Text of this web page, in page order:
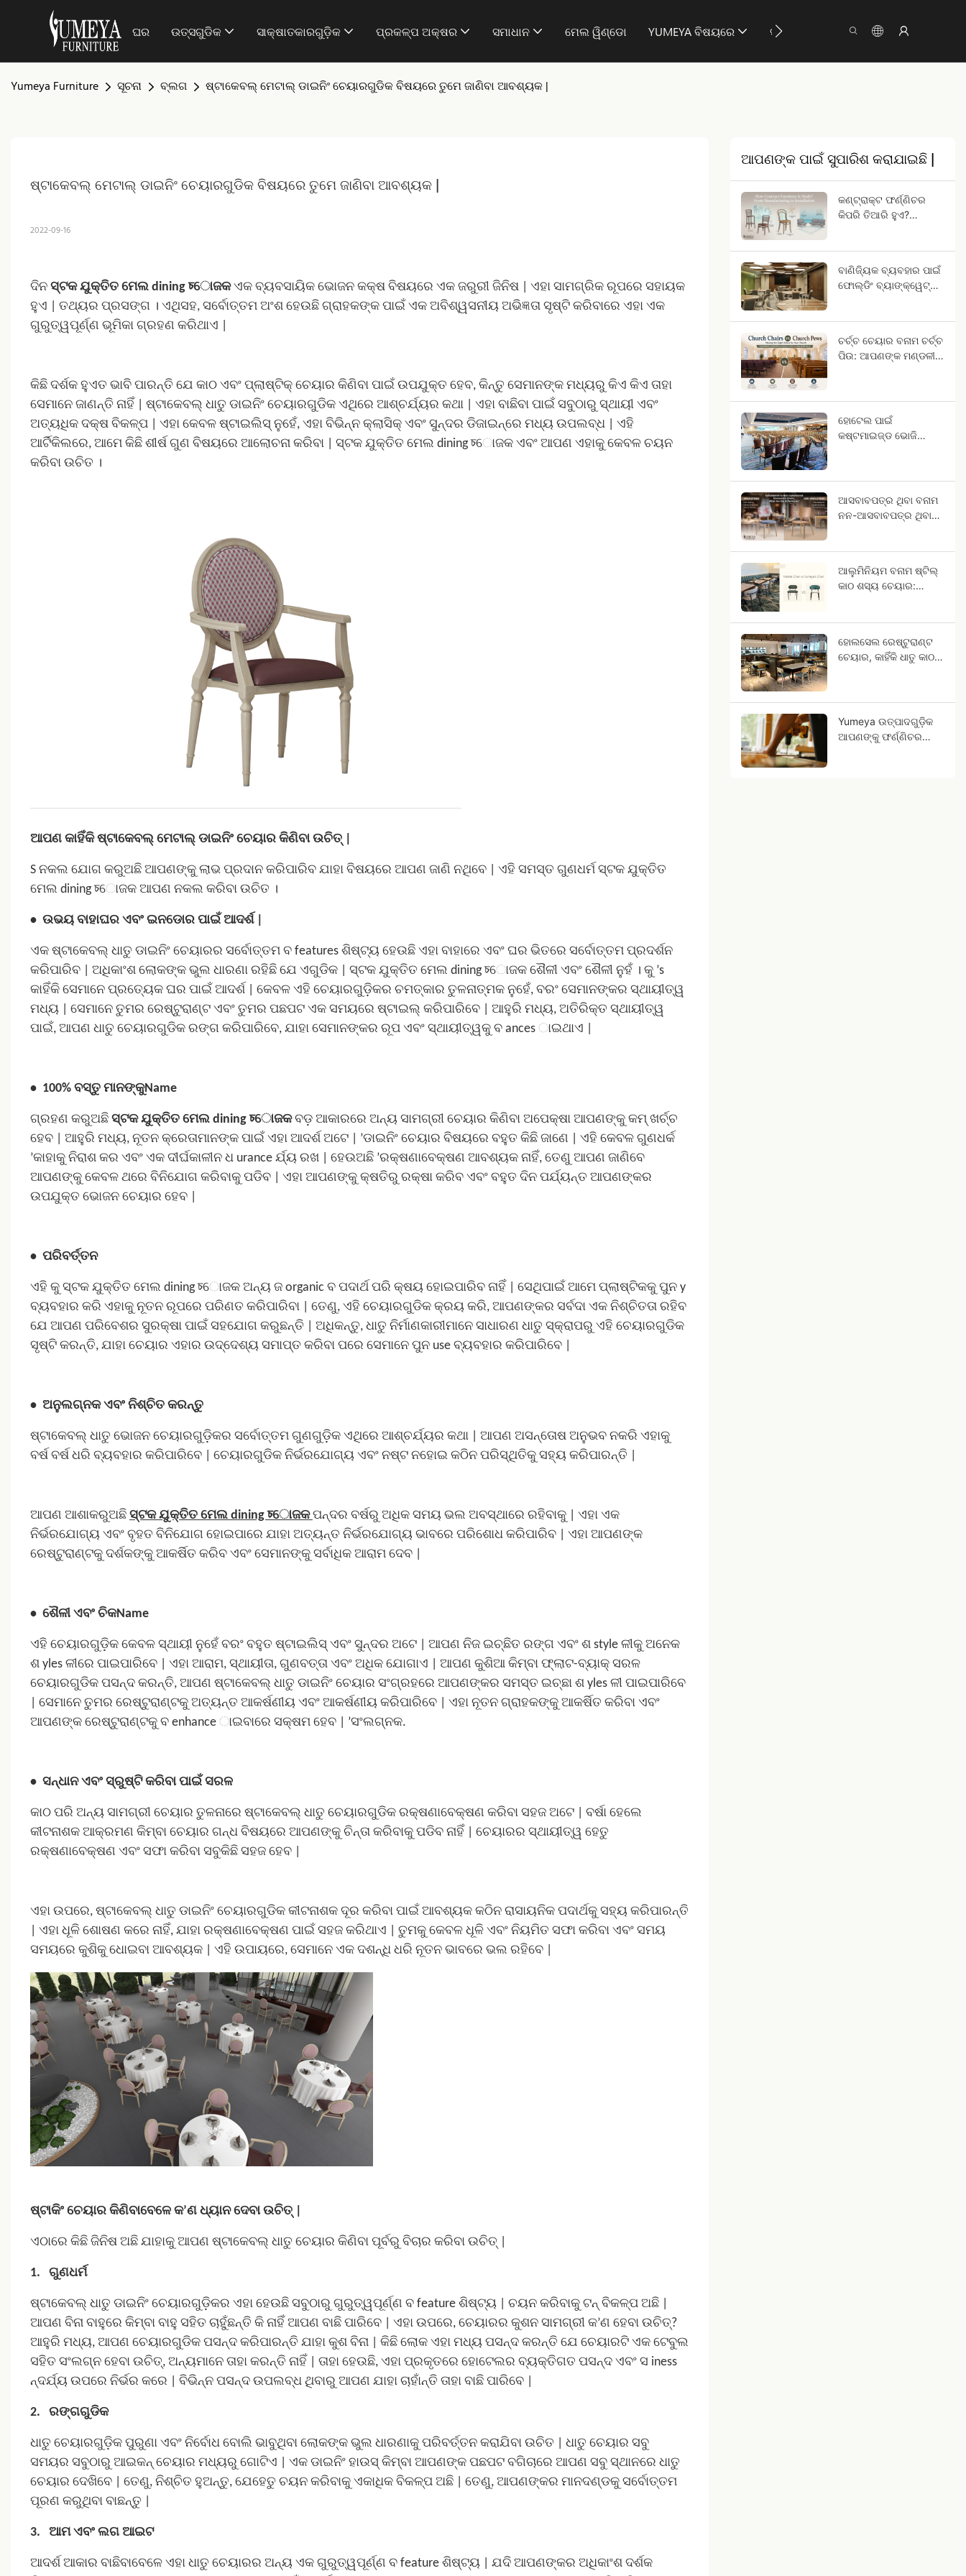
ଘର ଉତ୍ସଗୁଡିକ ସାକ୍ଷାତକାରଗୁଡ଼ିକ ପ୍ରକଳ୍ପ ଅକ୍ଷର ସମାଧାନ ମେଲ ୱିଣ୍ଡୋ YUMEYA ବିଷୟରେ ସୂଚନା ମଧ୍ଯକୁ ସମ୍ପର୍କ କରନ୍ତୁ
Yumeya Furniture ସୂଚନା ବ୍ଲଗ ଷ୍ଟାକେବଲ୍ ମେଟାଲ୍ ଡାଇନିଂ ଚେୟାରଗୁଡିକ ବିଷୟରେ ତୁମେ ଜାଣିବା ଆବଶ୍ୟକ |
ଷ୍ଟାକେବଲ୍ ମେଟାଲ୍ ଡାଇନିଂ ଚେୟାରଗୁଡିକ ବିଷୟରେ ତୁମେ ଜାଣିବା ଆବଶ୍ୟକ |
2022-09-16
ଦିନ ସ୍ଟକ ଯୁକ୍ତିତ ମେଲ dining চୋଜକଏକ ବ୍ୟବସାୟିକ ଭୋଜନ କକ୍ଷ ବିଷୟରେ ଏକ ଜରୁରୀ ଜିନିଷ | ଏହା ସାମଗ୍ରିକ ରୂପରେ ସହାୟକ
ହୁଏ | ତଥ୍ୟର ପ୍ରସଙ୍ଗ । ଏଥିସହ, ସର୍ବୋତ୍ତମ ଅଂଶ ହେଉଛି ଗ୍ରାହକଙ୍କ ପାଇଁ ଏକ ଅବିଶ୍ୱସନୀୟ ଅଭିଜ୍ଞତା ସୃଷ୍ଟି କରିବାରେ ଏହା ଏକ
ଗୁରୁତ୍ୱପୂର୍ଣ୍ଣ ଭୂମିକା ଗ୍ରହଣ କରିଥାଏ |
କିଛି ଦର୍ଶକ ହୁଏତ ଭାବି ପାରନ୍ତି ଯେ କାଠ ଏବଂ ପ୍ଲାଷ୍ଟିକ୍ ଚେୟାର କିଣିବା ପାଇଁ ଉପଯୁକ୍ତ ହେବ, କିନ୍ତୁ ସେମାନଙ୍କ ମଧ୍ୟରୁ କିଏ କିଏ ତାହା
ସେମାନେ ଜାଣନ୍ତି ନାହିଁ | ଷ୍ଟାକେବଲ୍ ଧାତୁ ଡାଇନିଂ ଚେୟାରଗୁଡିକ ଏଥିରେ ଆଶ୍ଚର୍ଯ୍ୟର କଥା | ଏହା ବାଛିବା ପାଇଁ ସବୁଠାରୁ ସ୍ଥାୟୀ ଏବଂ
ଅତ୍ୟଧିକ ଦକ୍ଷ ବିକଳ୍ପ | ଏହା କେବଳ ଷ୍ଟାଇଲିସ୍ ନୁହେଁ, ଏହା ବିଭିନ୍ନ କ୍ଲାସିକ୍ ଏବଂ ସୁନ୍ଦର ଡିଜାଇନ୍ରେ ମଧ୍ୟ ଉପଲବ୍ଧ | ଏହି
ଆର୍ଟିକିଲରେ, ଆମେ କିଛି ଶୀର୍ଷ ଗୁଣ ବିଷୟରେ ଆଲୋଚନା କରିବା | ସ୍ଟକ ଯୁକ୍ତିତ ମେଲ dining চୋଜକ ଏବଂ ଆପଣ ଏହାକୁ କେବଳ ଚୟନ
କରିବା ଉଚିତ ।
ଆପଣ କାହିଁକି ଷ୍ଟାକେବଲ୍ ମେଟାଲ୍ ଡାଇନିଂ ଚେୟାର କିଣିବା ଉଚିତ୍ |
Sନକଲ ଯୋଗ କରୁଅଛି ଆପଣଙ୍କୁ ଲାଭ ପ୍ରଦାନ କରିପାରିବ ଯାହା ବିଷୟରେ ଆପଣ ଜାଣି ନଥିବେ | ଏହି ସମସ୍ତ ଗୁଣଧର୍ମ ସ୍ଟକ ଯୁକ୍ତିତ
ମେଲ dining চୋଜକ ଆପଣ ନକଲ କରିବା ଉଚିତ ।
• ଉଭୟ ବାହାଘର ଏବଂ ଇନଡୋର ପାଇଁ ଆଦର୍ଶ |
ଏକ ଷ୍ଟାକେବଲ୍ ଧାତୁ ଡାଇନିଂ ଚେୟାରର ସର୍ବୋତ୍ତମ ବ features ଶିଷ୍ଟ୍ୟ ହେଉଛି ଏହା ବାହାରେ ଏବଂ ଘର ଭିତରେ ସର୍ବୋତ୍ତମ ପ୍ରଦର୍ଶନ
କରିପାରିବ | ଅଧିକାଂଶ ଲୋକଙ୍କ ଭୁଲ ଧାରଣା ରହିଛି ଯେ ଏଗୁଡିକ | ସ୍ଟକ ଯୁକ୍ତିତ ମେଲ dining চୋଜକ ଶୈଳୀ ଏବଂ ଶୈଳୀ ନୁହଁ । କୁ ’s
କାହିଁକି ସେମାନେ ପ୍ରତ୍ୟେକ ଘର ପାଇଁ ଆଦର୍ଶ | କେବଳ ଏହି ଚେୟାରଗୁଡ଼ିକର ଚମତ୍କାର ତୁଳନାତ୍ମକ ନୁହେଁ, ବରଂ ସେମାନଙ୍କର ସ୍ଥାୟୀତ୍ୱ
ମଧ୍ୟ | ସେମାନେ ତୁମର ରେଷ୍ଟୁରାଣ୍ଟ ଏବଂ ତୁମର ପଛପଟ ଏକ ସମୟରେ ଷ୍ଟାଇଲ୍ କରିପାରିବେ | ଆହୁରି ମଧ୍ୟ, ଅତିରିକ୍ତ ସ୍ଥାୟୀତ୍ୱ
ପାଇଁ, ଆପଣ ଧାତୁ ଚେୟାରଗୁଡିକ ରଙ୍ଗ କରିପାରିବେ, ଯାହା ସେମାନଙ୍କର ରୂପ ଏବଂ ସ୍ଥାୟୀତ୍ୱକୁ ବ ances ାଇଥାଏ |
• 100% ବସ୍ତୁ ମାନଙ୍କୁName
ଗ୍ରହଣ କରୁଅଛି ସ୍ଟକ ଯୁକ୍ତିତ ମେଲ dining চୋଜକବଡ଼ ଆକାରରେ ଅନ୍ୟ ସାମଗ୍ରୀ ଚେୟାର କିଣିବା ଅପେକ୍ଷା ଆପଣଙ୍କୁ କମ୍ ଖର୍ଚ୍ଚ
ହେବ | ଆହୁରି ମଧ୍ୟ, ନୂତନ କ୍ରେତାମାନଙ୍କ ପାଇଁ ଏହା ଆଦର୍ଶ ଅଟେ | ’ଡାଇନିଂ ଚେୟାର ବିଷୟରେ ବହୁତ କିଛି ଜାଣେ | ଏହି କେବଳ ଗୁଣଧର୍କ
’କାହାକୁ ନିରାଶ କର ଏବଂ ଏକ ଦୀର୍ଘକାଳୀନ ଧ urance ର୍ଯ୍ୟ ରଖ | ହେଉଅଛି ’ରକ୍ଷଣାବେକ୍ଷଣ ଆବଶ୍ୟକ ନାହିଁ, ତେଣୁ ଆପଣ ଜାଣିବେ
ଆପଣଙ୍କୁ କେବଳ ଥରେ ବିନିଯୋଗ କରିବାକୁ ପଡିବ | ଏହା ଆପଣଙ୍କୁ କ୍ଷତିରୁ ରକ୍ଷା କରିବ ଏବଂ ବହୁତ ଦିନ ପର୍ଯ୍ୟନ୍ତ ଆପଣଙ୍କର
ଉପଯୁକ୍ତ ଭୋଜନ ଚେୟାର ହେବ |
• ପରିବର୍ତ୍ତନ
ଏହି କୁ ସ୍ଟକ ଯୁକ୍ତିତ ମେଲ dining চୋଜକ ଅନ୍ୟ ଜ organic ବ ପଦାର୍ଥ ପରି କ୍ଷୟ ହୋଇପାରିବ ନାହିଁ | ସେଥିପାଇଁ ଆମେ ପ୍ଲାଷ୍ଟିକକୁ ପୁନ y
ବ୍ୟବହାର କରି ଏହାକୁ ନୂତନ ରୂପରେ ପରିଣତ କରିପାରିବା | ତେଣୁ, ଏହି ଚେୟାରଗୁଡିକ କ୍ରୟ କରି, ଆପଣଙ୍କର ସର୍ବଦା ଏକ ନିଶ୍ଚିତତା ରହିବ
ଯେ ଆପଣ ପରିବେଶର ସୁରକ୍ଷା ପାଇଁ ସହଯୋଗ କରୁଛନ୍ତି | ଅଧିକନ୍ତୁ, ଧାତୁ ନିର୍ମାଣକାରୀମାନେ ସାଧାରଣ ଧାତୁ ସ୍କ୍ରାପରୁ ଏହି ଚେୟାରଗୁଡିକ
ସୃଷ୍ଟି କରନ୍ତି, ଯାହା ଚେୟାର ଏହାର ଉଦ୍ଦେଶ୍ୟ ସମାପ୍ତ କରିବା ପରେ ସେମାନେ ପୁନ use ବ୍ୟବହାର କରିପାରିବେ |
• ଅନୁଲଗ୍ନକ ଏବଂ ନିଶ୍ଚିତ କରନ୍ତୁ
ଷ୍ଟାକେବଲ୍ ଧାତୁ ଭୋଜନ ଚେୟାରଗୁଡ଼ିକର ସର୍ବୋତ୍ତମ ଗୁଣଗୁଡ଼ିକ ଏଥିରେ ଆଶ୍ଚର୍ଯ୍ୟର କଥା | ଆପଣ ଅସନ୍ତୋଷ ଅନୁଭବ ନକରି ଏହାକୁ
ବର୍ଷ ବର୍ଷ ଧରି ବ୍ୟବହାର କରିପାରିବେ | ଚେୟାରଗୁଡିକ ନିର୍ଭରଯୋଗ୍ୟ ଏବଂ ନଷ୍ଟ ନହୋଇ କଠିନ ପରିସ୍ଥିତିକୁ ସହ୍ୟ କରିପାରନ୍ତି |
ଆପଣ ଆଶାକରୁଅଛି ସ୍ଟକ ଯୁକ୍ତିତ ମେଲ dining চୋଜକପନ୍ଦର ବର୍ଷରୁ ଅଧିକ ସମୟ ଭଲ ଅବସ୍ଥାରେ ରହିବାକୁ | ଏହା ଏକ
ନିର୍ଭରଯୋଗ୍ୟ ଏବଂ ବୃହତ ବିନିଯୋଗ ହୋଇପାରେ ଯାହା ଅତ୍ୟନ୍ତ ନିର୍ଭରଯୋଗ୍ୟ ଭାବରେ ପରିଶୋଧ କରିପାରିବ | ଏହା ଆପଣଙ୍କ
ରେଷ୍ଟୁରାଣ୍ଟକୁ ଦର୍ଶକଙ୍କୁ ଆକର୍ଷିତ କରିବ ଏବଂ ସେମାନଙ୍କୁ ସର୍ବାଧିକ ଆରାମ ଦେବ |
• ଶୈଳୀ ଏବଂ ଚିକName
ଏହି ଚେୟାରଗୁଡ଼ିକ କେବଳ ସ୍ଥାୟୀ ନୁହେଁ ବରଂ ବହୁତ ଷ୍ଟାଇଲିସ୍ ଏବଂ ସୁନ୍ଦର ଅଟେ | ଆପଣ ନିଜ ଇଚ୍ଛିତ ରଙ୍ଗ ଏବଂ ଶ style ଳୀକୁ ଅନେକ
ଶ yles ଳୀରେ ପାଇପାରିବେ | ଏହା ଆରାମ, ସ୍ଥାୟୀତା, ଗୁଣବତ୍ତା ଏବଂ ଅଧିକ ଯୋଗାଏ | ଆପଣ କୁଶିଆ କିମ୍ବା ଫ୍ଲାଟ-ବ୍ୟାକ୍ ସରଳ
ଚେୟାରଗୁଡିକ ପସନ୍ଦ କରନ୍ତି, ଆପଣ ଷ୍ଟାକେବଲ୍ ଧାତୁ ଡାଇନିଂ ଚେୟାର ସଂଗ୍ରହରେ ଆପଣଙ୍କର ସମସ୍ତ ଇଚ୍ଛା ଶ yles ଳୀ ପାଇପାରିବେ
ସେମାନେ ତୁମର ରେଷ୍ଟୁରାଣ୍ଟକୁ ଅତ୍ୟନ୍ତ ଆକର୍ଷଣୀୟ ଏବଂ ଆକର୍ଷଣୀୟ କରିପାରିବେ | ଏହା ନୂତନ ଗ୍ରାହକଙ୍କୁ ଆକର୍ଷିତ କରିବା ଏବଂ
ଆପଣଙ୍କ ରେଷ୍ଟୁରାଣ୍ଟକୁ ବ enhance ାଇବାରେ ସକ୍ଷମ ହେବ | ’ସଂଲଗ୍ନକ.
• ସନ୍ଧାନ ଏବଂ ସ୍ରୁଷ୍ଟି କରିବା ପାଇଁ ସରଳ
କାଠ ପରି ଅନ୍ୟ ସାମଗ୍ରୀ ଚେୟାର ତୁଳନାରେ ଷ୍ଟାକେବଲ୍ ଧାତୁ ଚେୟାରଗୁଡିକ ରକ୍ଷଣାବେକ୍ଷଣ କରିବା ସହଜ ଅଟେ | ବର୍ଷା ହେଲେ
କୀଟନାଶକ ଆକ୍ରମଣ କିମ୍ବା ଚେୟାର ଗନ୍ଧ ବିଷୟରେ ଆପଣଙ୍କୁ ଚିନ୍ତା କରିବାକୁ ପଡିବ ନାହିଁ | ଚେୟାରର ସ୍ଥାୟୀତ୍ୱ ହେତୁ
ରକ୍ଷଣାବେକ୍ଷଣ ଏବଂ ସଫା କରିବା ସବୁକିଛି ସହଜ ହେବ |
ଏହା ଉପରେ, ଷ୍ଟାକେବଲ୍ ଧାତୁ ଡାଇନିଂ ଚେୟାରଗୁଡିକ କୀଟନାଶକ ଦୂର କରିବା ପାଇଁ ଆବଶ୍ୟକ କଠିନ ରାସାୟନିକ ପଦାର୍ଥକୁ ସହ୍ୟ କରିପାରନ୍ତି
| ଏହା ଧୂଳି ଶୋଷଣ କରେ ନାହିଁ, ଯାହା ରକ୍ଷଣାବେକ୍ଷଣ ପାଇଁ ସହଜ କରିଥାଏ | ତୁମକୁ କେବଳ ଧୂଳି ଏବଂ ନିୟମିତ ସଫା କରିବା ଏବଂ ସମୟ
ସମୟରେ କୁଶିକୁ ଧୋଇବା ଆବଶ୍ୟକ | ଏହି ଉପାୟରେ, ସେମାନେ ଏକ ଦଶନ୍ଧି ଧରି ନୂତନ ଭାବରେ ଭଲ ରହିବେ |
ଷ୍ଟାକିଂ ଚେୟାର କିଣିବାବେଳେ କ’ଣ ଧ୍ୟାନ ଦେବା ଉଚିତ୍ |
ଏଠାରେ କିଛି ଜିନିଷ ଅଛି ଯାହାକୁ ଆପଣ ଷ୍ଟାକେବଲ୍ ଧାତୁ ଚେୟାର କିଣିବା ପୂର୍ବରୁ ବିଚାର କରିବା ଉଚିତ୍ |
1. ଗୁଣଧର୍ମ
ଷ୍ଟାକେବଲ୍ ଧାତୁ ଡାଇନିଂ ଚେୟାରଗୁଡ଼ିକର ଏହା ହେଉଛି ସବୁଠାରୁ ଗୁରୁତ୍ୱପୂର୍ଣ୍ଣ ବ feature ଶିଷ୍ଟ୍ୟ | ଚୟନ କରିବାକୁ ଟନ୍ ବିକଳ୍ପ ଅଛି |
ଆପଣ ବିନା ବାହୁରେ କିମ୍ବା ବାହୁ ସହିତ ଚାହୁଁଛନ୍ତି କି ନାହିଁ ଆପଣ ବାଛି ପାରିବେ | ଏହା ଉପରେ, ଚେୟାରର କୁଶନ ସାମଗ୍ରୀ କ’ଣ ହେବା ଉଚିତ୍?
ଆହୁରି ମଧ୍ୟ, ଆପଣ ଚେୟାରଗୁଡିକ ପସନ୍ଦ କରିପାରନ୍ତି ଯାହା କୁଶ ବିନା | କିଛି ଲୋକ ଏହା ମଧ୍ୟ ପସନ୍ଦ କରନ୍ତି ଯେ ଚେୟାରଟି ଏକ ଟେବୁଲ
ସହିତ ସଂଲଗ୍ନ ହେବା ଉଚିତ୍, ଅନ୍ୟମାନେ ତାହା କରନ୍ତି ନାହିଁ | ତାହା ହେଉଛି, ଏହା ପ୍ରକୃତରେ ହୋଟେଲର ବ୍ୟକ୍ତିଗତ ପସନ୍ଦ ଏବଂ ସ iness
ନ୍ଦର୍ଯ୍ୟ ଉପରେ ନିର୍ଭର କରେ | ବିଭିନ୍ନ ପସନ୍ଦ ଉପଲବ୍ଧ ଥିବାରୁ ଆପଣ ଯାହା ଚାହାଁନ୍ତି ତାହା ବାଛି ପାରିବେ |
2. ରଙ୍ଗଗୁଡିକ
ଧାତୁ ଚେୟାରଗୁଡ଼ିକ ପୁରୁଣା ଏବଂ ନିର୍ବୋଧ ବୋଲି ଭାବୁଥିବା ଲୋକଙ୍କ ଭୁଲ ଧାରଣାକୁ ପରିବର୍ତ୍ତନ କରାଯିବା ଉଚିତ | ଧାତୁ ଚେୟାର ସବୁ
ସମୟର ସବୁଠାରୁ ଆଇକନ୍ ଚେୟାର ମଧ୍ୟରୁ ଗୋଟିଏ | ଏକ ଡାଇନିଂ ହାଉସ୍ କିମ୍ବା ଆପଣଙ୍କ ପଛପଟ ବଗିଚାରେ ଆପଣ ସବୁ ସ୍ଥାନରେ ଧାତୁ
ଚେୟାର ଦେଖିବେ | ତେଣୁ, ନିଶ୍ଚିତ ହୁଅନ୍ତୁ, ଯେହେତୁ ଚୟନ କରିବାକୁ ଏକାଧିକ ବିକଳ୍ପ ଅଛି | ତେଣୁ, ଆପଣଙ୍କର ମାନଦଣ୍ଡକୁ ସର୍ବୋତ୍ତମ
ପୂରଣ କରୁଥିବା ବାଛନ୍ତୁ |
3. ଆମ ଏବଂ ଲଗ ଆଇଟ
ଆଦର୍ଶ ଆକାର ବାଛିବାବେଳେ ଏହା ଧାତୁ ଚେୟାରର ଅନ୍ୟ ଏକ ଗୁରୁତ୍ୱପୂର୍ଣ୍ଣ ବ feature ଶିଷ୍ଟ୍ୟ | ଯଦି ଆପଣଙ୍କର ଅଧିକାଂଶ ଦର୍ଶକ
ଆପଣଙ୍କ ପାଇଁ ସୁପାରିଶ କରାଯାଇଛି |
କଣ୍ଟ୍ରାକ୍ଟ ଫର୍ଣ୍ଣିଚର
କିପରି ତିଆରି ହୁଏ?
ବାଣିଜ୍ୟିକ ବ୍ୟବହାର ପାଇଁ
ଫୋଲ୍ଡିଂ ବ୍ୟାଙ୍କ୍ୱେଟ୍
ଚର୍ଚ୍ଚ ଚେୟାର ବନାମ ଚର୍ଚ୍ଚ
ପିଉ: ଆପଣଙ୍କ ମଣ୍ଡଳୀ
ହୋଟେଲ ପାଇଁ
କଷ୍ଟମାଇଜ୍ଡ ଭୋଜି
ପ୍ରକଳ୍ପ ପାଇଁ OEM
ଗାଇଡ୍
ଆସବାବପତ୍ର ଥିବା ବନାମ
ନନ-ଆସବାବପତ୍ର ଥିବା
ଆଲୁମିନିୟମ ବନାମ ଷ୍ଟିଲ୍
କାଠ ଶସ୍ୟ ଚେୟାର:
ହୋଲସେଲ ରେଷ୍ଟୁରାଣ୍ଟ
ଚେୟାର, କାହିଁକି ଧାତୁ କାଠ
ହୋଇପାରେ?
Yumeya ଉତ୍ପାଦଗୁଡ଼ିକ
ଆପଣଙ୍କୁ ଫର୍ଣ୍ଣିଚର